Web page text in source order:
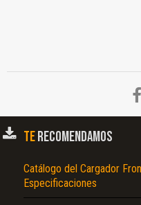
TERECOMENDAMOS
Catálogo del Cargador
Especificaciones